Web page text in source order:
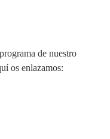
de nuestro
os enlazamos: